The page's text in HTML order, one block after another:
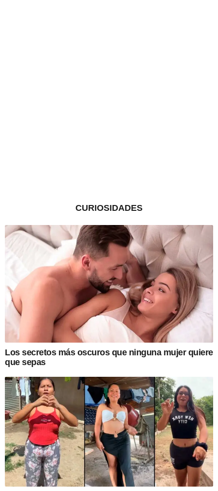
CURIOSIDADES
Los secretos más oscuros que ninguna mujer quiere
que sepas